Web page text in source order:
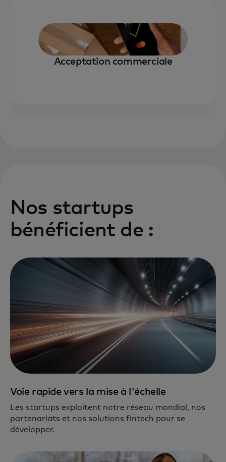
Acceptation commerciale
Nos startups
bénéficient de :
Voie rapide vers la mise à l'échelle
Les startups exploitent notre réseau mondial, nos
partenariats et nos solutions fintech pour se
développer.